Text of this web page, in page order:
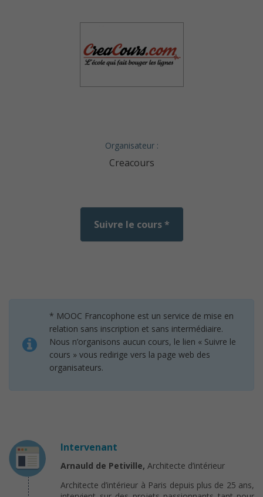
Organisateur :
Creacours
Suivre le cours *
* MOOC Francophone est un service de mise en
relation sans inscription et sans intermédiaire.
Nous n’organisons aucun cours, le lien « Suivre le
cours » vous redirige vers la page web des
organisateurs.
Intervenant
Arnauld de Petiville, Architecte d’intérieur
Architecte d’intérieur à Paris depuis plus de 25 ans,